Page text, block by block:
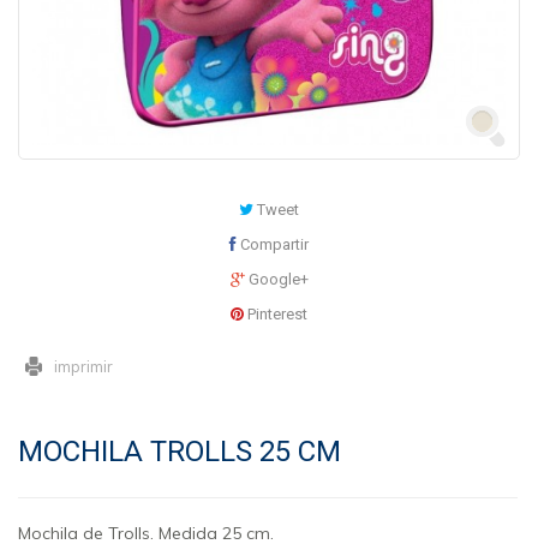
Tweet
Compartir
Google+
Pinterest
imprimir
MOCHILA TROLLS 25 CM
Mochila de Trolls. Medida 25 cm.